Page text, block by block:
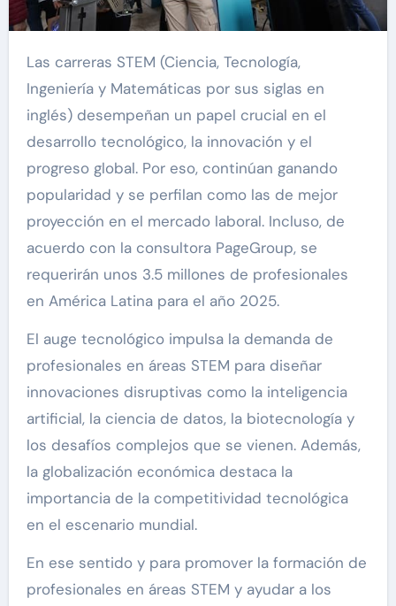
Las carreras STEM (Ciencia, Tecnología,
Ingeniería y Matemáticas por sus siglas en
inglés) desempeñan un papel crucial en el
desarrollo tecnológico, la innovación y el
progreso global. Por eso, continúan ganando
popularidad y se perfilan como las de mejor
proyección en el mercado laboral. Incluso, de
acuerdo con la consultora PageGroup, se
requerirán unos 3.5 millones de profesionales
en América Latina para el año 2025.
El auge tecnológico impulsa la demanda de
profesionales en áreas STEM para diseñar
innovaciones disruptivas como la inteligencia
artificial, la ciencia de datos, la biotecnología y
los desafíos complejos que se vienen. Además,
la globalización económica destaca la
importancia de la competitividad tecnológica
en el escenario mundial.
En ese sentido y para promover la formación de
profesionales en áreas STEM y ayudar a los